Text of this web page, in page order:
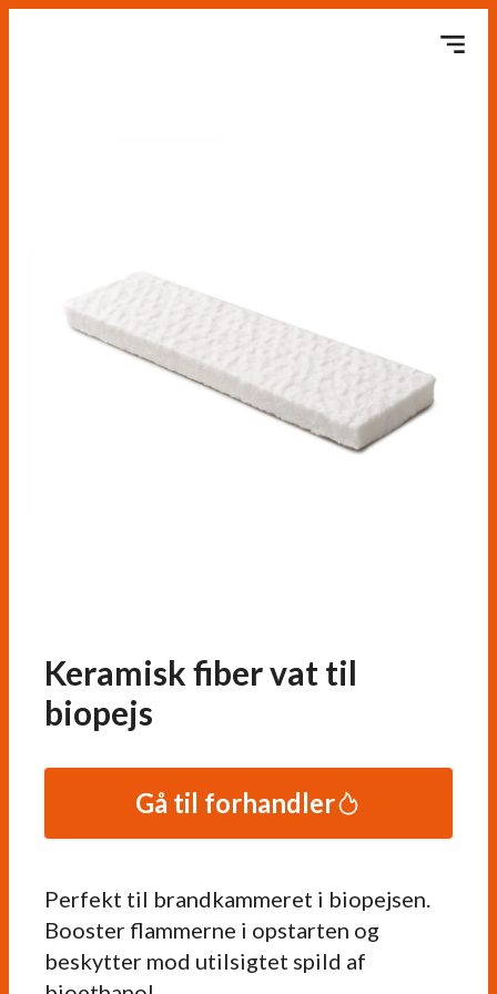
Keramisk fiber vat til
biopejs
Perfekt til brandkammeret i biopejsen.
Booster flammerne i opstarten og
beskytter mod utilsigtet spild af
Gå til forhandler